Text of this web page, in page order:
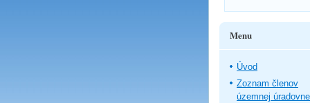
Menu
Úvod
Zoznam členov
územnej úradovne